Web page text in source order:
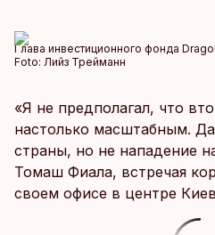
Глава инвестиционного фонда
Foto: Лийз Трейманн
«Я не предполагал, что
настолько масштабным.
страны, но не нападение
Томаш Фиала, встречая
своем офисе в центре